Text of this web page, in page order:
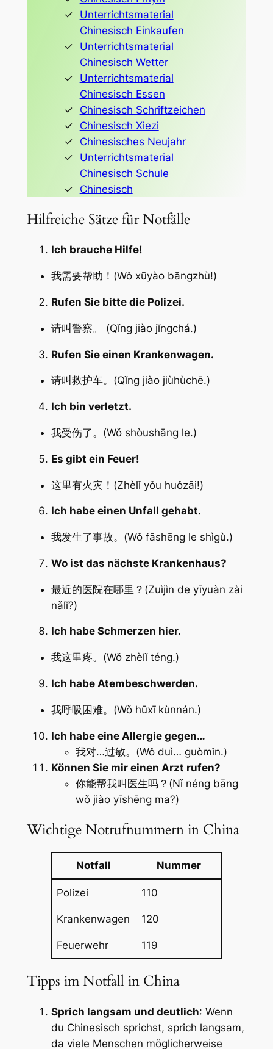
Unterrichtsmaterial
Chinesisch Einkaufen
Unterrichtsmaterial
Chinesisch Wetter
Unterrichtsmaterial
Chinesisch Essen
Chinesisch Schriftzeichen
Chinesisch Xiezi
Chinesisches Neujahr
Unterrichtsmaterial
Chinesisch Schule
Chinesisch
Hilfreiche Sätze für Notfälle
Ich brauche Hilfe!
我需要帮助！(Wǒ xūyào bāngzhù!)
Rufen Sie bitte die Polizei.
请叫警察。 (Qǐng jiào jǐngchá.)
Rufen Sie einen Krankenwagen.
请叫救护车。(Qǐng jiào jiùhùchē.)
Ich bin verletzt.
我受伤了。(Wǒ shòushāng le.)
Es gibt ein Feuer!
这里有火灾！(Zhèlǐ yǒu huǒzāi!)
Ich habe einen Unfall gehabt.
我发生了事故。(Wǒ fāshēng le shìgù.)
Wo ist das nächste Krankenhaus?
最近的医院在哪里？(Zuìjìn de yīyuàn zài
nǎlǐ?)
Ich habe Schmerzen hier.
我这里疼。(Wǒ zhèlǐ téng.)
Ich habe Atembeschwerden.
我呼吸困难。(Wǒ hūxī kùnnán.)
Ich habe eine Allergie gegen…
我对…过敏。(Wǒ duì… guòmǐn.)
Können Sie mir einen Arzt rufen?
你能帮我叫医生吗？(Nǐ néng bāng
wǒ jiào yīshēng ma?)
Wichtige Notrufnummern in China
Notfall Nummer
Polizei 110
Krankenwagen 120
Feuerwehr 119
Tipps im Notfall in China
Sprich langsam und deutlich: Wenn
du Chinesisch sprichst, sprich langsam,
da viele Menschen möglicherweise